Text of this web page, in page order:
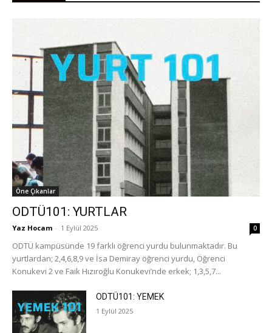
Öne Çıkanlar
ODTÜ101: YURTLAR
Yaz Hocam - 1 Eylül 2025 0
ODTÜ kampüsünde 19 farklı öğrenci yurdu bulunmaktadır. Bu
yurtlardan; 2,4,6,8,9 ve İsa Demiray öğrenci yurdu, Öğrenci
Konukevi 2 ve Faik Hızıroğlu Konukevi’nde erkek; 1,3,5,7...
ODTÜ101: YEMEK
1 Eylül 2025